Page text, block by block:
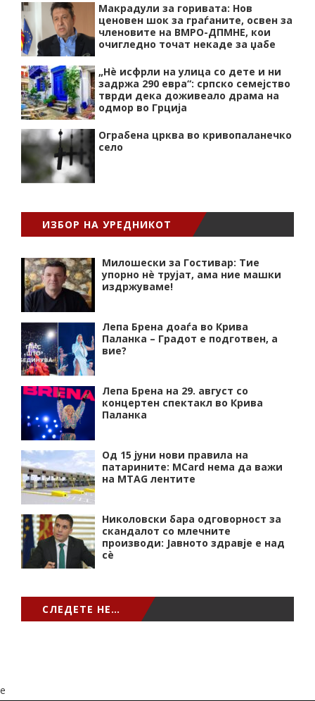
Макрадули за горивата: Нов
ценовен шок за граѓаните, освен за
членовите на ВМРО-ДПМНЕ, кои
очигледно точат некаде за џабе
„Нѐ исфрли на улица со дете и ни
задржа 290 евра“: српско семејство
тврди дека доживеало драма на
одмор во Грција
Ограбена црква во кривопаланечко
село
ИЗБОР НА УРЕДНИКОТ
Милошески за Гостивар: Тие
упорно нѐ трујат, ама ние машки
издржуваме!
Лепа Брена доаѓа во Крива
Паланка – Градот е подготвен, а
вие?
Лепа Брена на 29. август со
концертен спектакл во Крива
Паланка
Од 15 јуни нови правила на
патарините: MCard нема да важи
на MTAG лентите
Николовски бара одговорност за
скандалот со млечните
производи: Јавното здравје е над
сѐ
СЛЕДЕТЕ НЕ…
e